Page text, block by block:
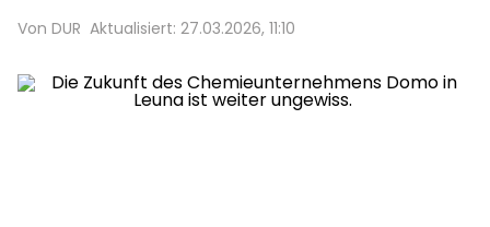
Von DUR Aktualisiert: 27.03.2026, 11:10